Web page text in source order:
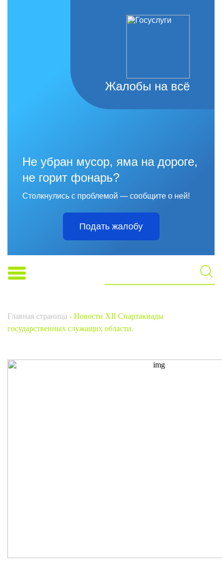
Жалобы на всё
Не убран мусор, яма на дороге,
не горит фонарь?
Столкнулись с проблемой — сообщите о ней!
Подать жалобу
Главная страница - Новости XII Спартакиады
государственных служащих области.